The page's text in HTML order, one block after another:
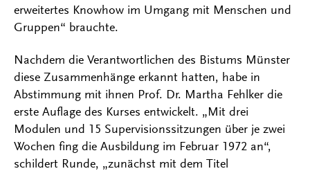
erweitertes Knowhow im Umgang mit Menschen und
Gruppen“ brauchte.
Nachdem die Verantwortlichen des Bistums Münster
diese Zusammenhänge erkannt hatten, habe in
Abstimmung mit ihnen Prof. Dr. Martha Fehlker die
erste Auflage des Kurses entwickelt. „Mit drei
Modulen und 15 Supervisionssitzungen über je zwei
Wochen fing die Ausbildung im Februar 1972 an“,
schildert Runde, „zunächst mit dem Titel